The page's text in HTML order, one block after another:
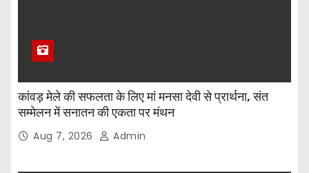
कांवड़ मेले की सफलता के लिए मां मनसा देवी से प्रार्थना, संत
सम्मेलन में सनातन की एकता पर मंथन
Aug 7, 2026 Admin